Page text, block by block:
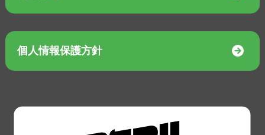
個人情報保護方針